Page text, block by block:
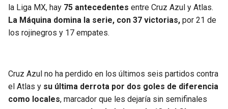
la Liga MX, hay 75 antecedentes entre Cruz Azul y Atlas.
La Máquina domina la serie, con 37 victorias, por 21 de
los rojinegros y 17 empates.
Cruz Azul no ha perdido en los últimos seis partidos contra
el Atlas y su última derrota por dos goles de diferencia
como locales, marcador que les dejaría sin semifinales